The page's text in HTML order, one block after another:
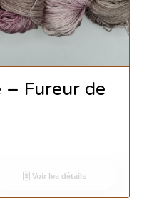
– Fureur de
Voir les détails